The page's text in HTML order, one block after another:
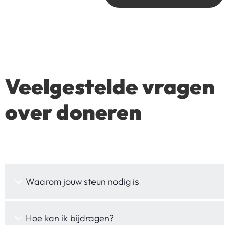
Veelgestelde vragen
over doneren
Waarom jouw steun nodig is
Hoe kan ik bijdragen?